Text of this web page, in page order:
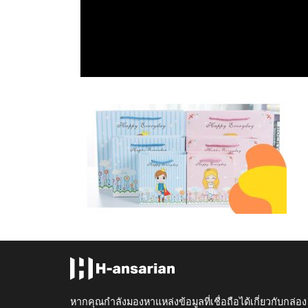
หากคุณกำลังมองหาแหล่งข้อมูลที่เชื่อถือได้เกี่ยวกับกล่อง